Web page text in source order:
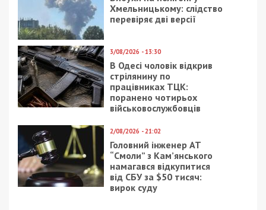
Хмельницькому: слідство
перевіряє дві версії
3/08/2026 - 13:30
В Одесі чоловік відкрив
стрілянину по
працівниках ТЦК:
поранено чотирьох
військовослужбовців
2/08/2026 - 21:02
Головний інженер АТ
“Смоли” з Кам’янського
намагався відкупитися
від СБУ за $50 тисяч:
вирок суду